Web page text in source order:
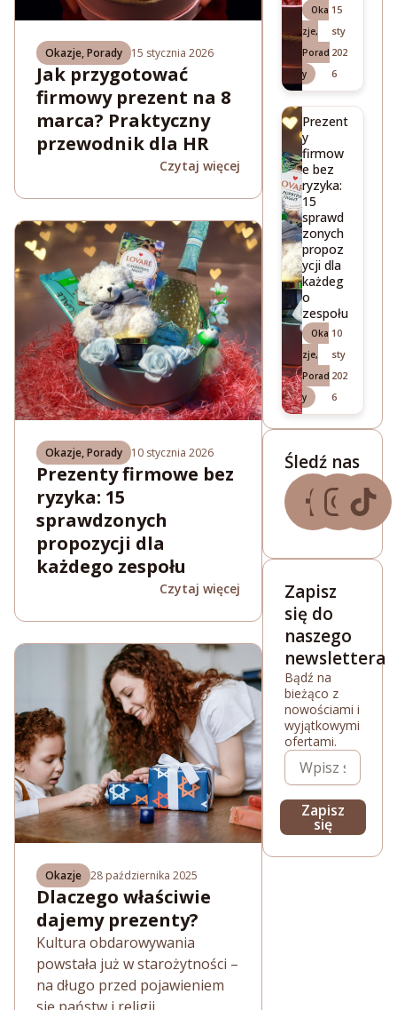
Okazje,Porady 15 stycznia 2026
Jak przygotować
firmowy prezent na 8
marca? Praktyczny
przewodnik dla HR
Czytaj więcej
Okazje,Porady 10 stycznia 2026
Prezenty firmowe bez
ryzyka: 15
sprawdzonych
propozycji dla
każdego zespołu
Czytaj więcej
Okazje 28 października 2025
Dlaczego właściwie
dajemy prezenty?
Kultura obdarowywania
powstała już w starożytności –
na długo przed pojawieniem
Oka
zje,
Porad
y
15
sty
202
6
Prezent
y
firmow
e bez
ryzyka:
15
sprawd
zonych
propoz
ycji dla
każdeg
o
zespołu
Oka
zje,
Porad
y
10
sty
202
6
Śledź nas
Zapisz
się do
naszego
newslettera
Bądź na
bieżąco z
nowościami i
wyjątkowymi
ofertami.
Zapisz
się